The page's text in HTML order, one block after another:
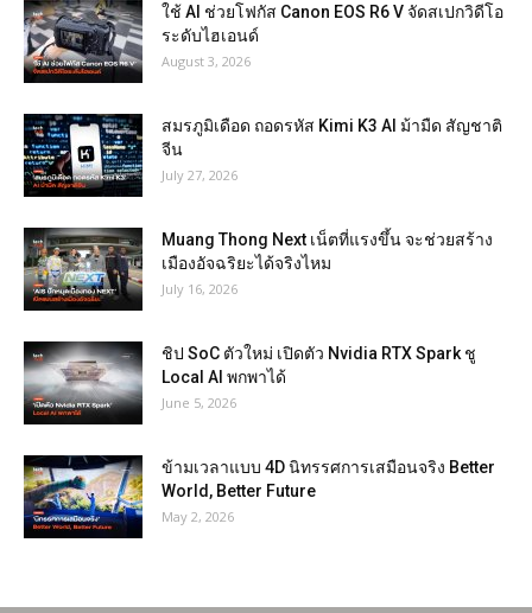
ใช้ AI ช่วยโฟกัส Canon EOS R6 V จัดสเปกวิดีโอ
ระดับไฮเอนด์
August 3, 2026
สมรภูมิเดือด ถอดรหัส Kimi K3 AI ม้ามืด สัญชาติ
จีน
July 27, 2026
Muang Thong Next เน็ตที่แรงขึ้น จะช่วยสร้าง
เมืองอัจฉริยะได้จริงไหม
July 16, 2026
ชิป SoC ตัวใหม่ เปิดตัว Nvidia RTX Spark ชู
Local AI พกพาได้
June 5, 2026
ข้ามเวลาแบบ 4D นิทรรศการเสมือนจริง Better
World, Better Future
May 2, 2026